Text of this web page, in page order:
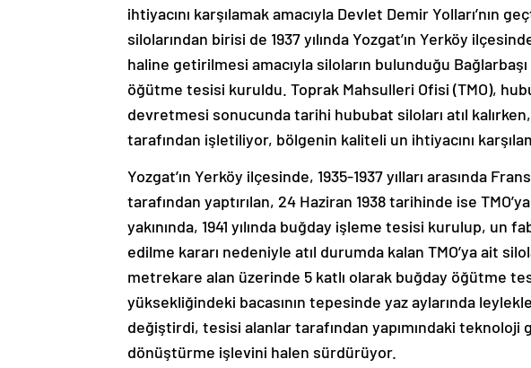
ihtiyacını karşılamak amacıyla Devlet Demir Yolları’nın
silolarından birisi de 1937 yılında Yozgat’ın Yerköy
haline getirilmesi amacıyla siloların bulunduğu Bağlarbaşı
öğütme tesisi kuruldu. Toprak Mahsulleri Ofisi (TMO),
devretmesi sonucunda tarihi hububat siloları atıl
tarafından işletiliyor, bölgenin kaliteli un ihtiyacını
Yozgat’ın Yerköy ilçesinde, 1935-1937 yılları arasında
tarafından yaptırılan, 24 Haziran 1938 tarihinde ise
yakınında, 1941 yılında buğday işleme tesisi kurulup, un
edilme kararı nedeniyle atıl durumda kalan TMO’ya ait
metrekare alan üzerinde 5 katlı olarak buğday öğütme
yüksekliğindeki bacasının tepesinde yaz aylarında
değiştirdi, tesisi alanlar tarafından yapımındaki teknoloji
dönüştürme işlevini halen sürdürüyor.